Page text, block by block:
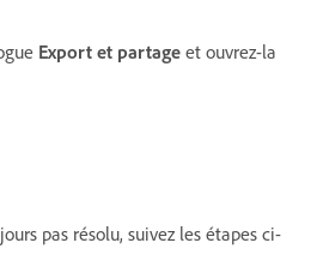
Export et partage et ouvrez-la
pas résolu, suivez les étapes ci-